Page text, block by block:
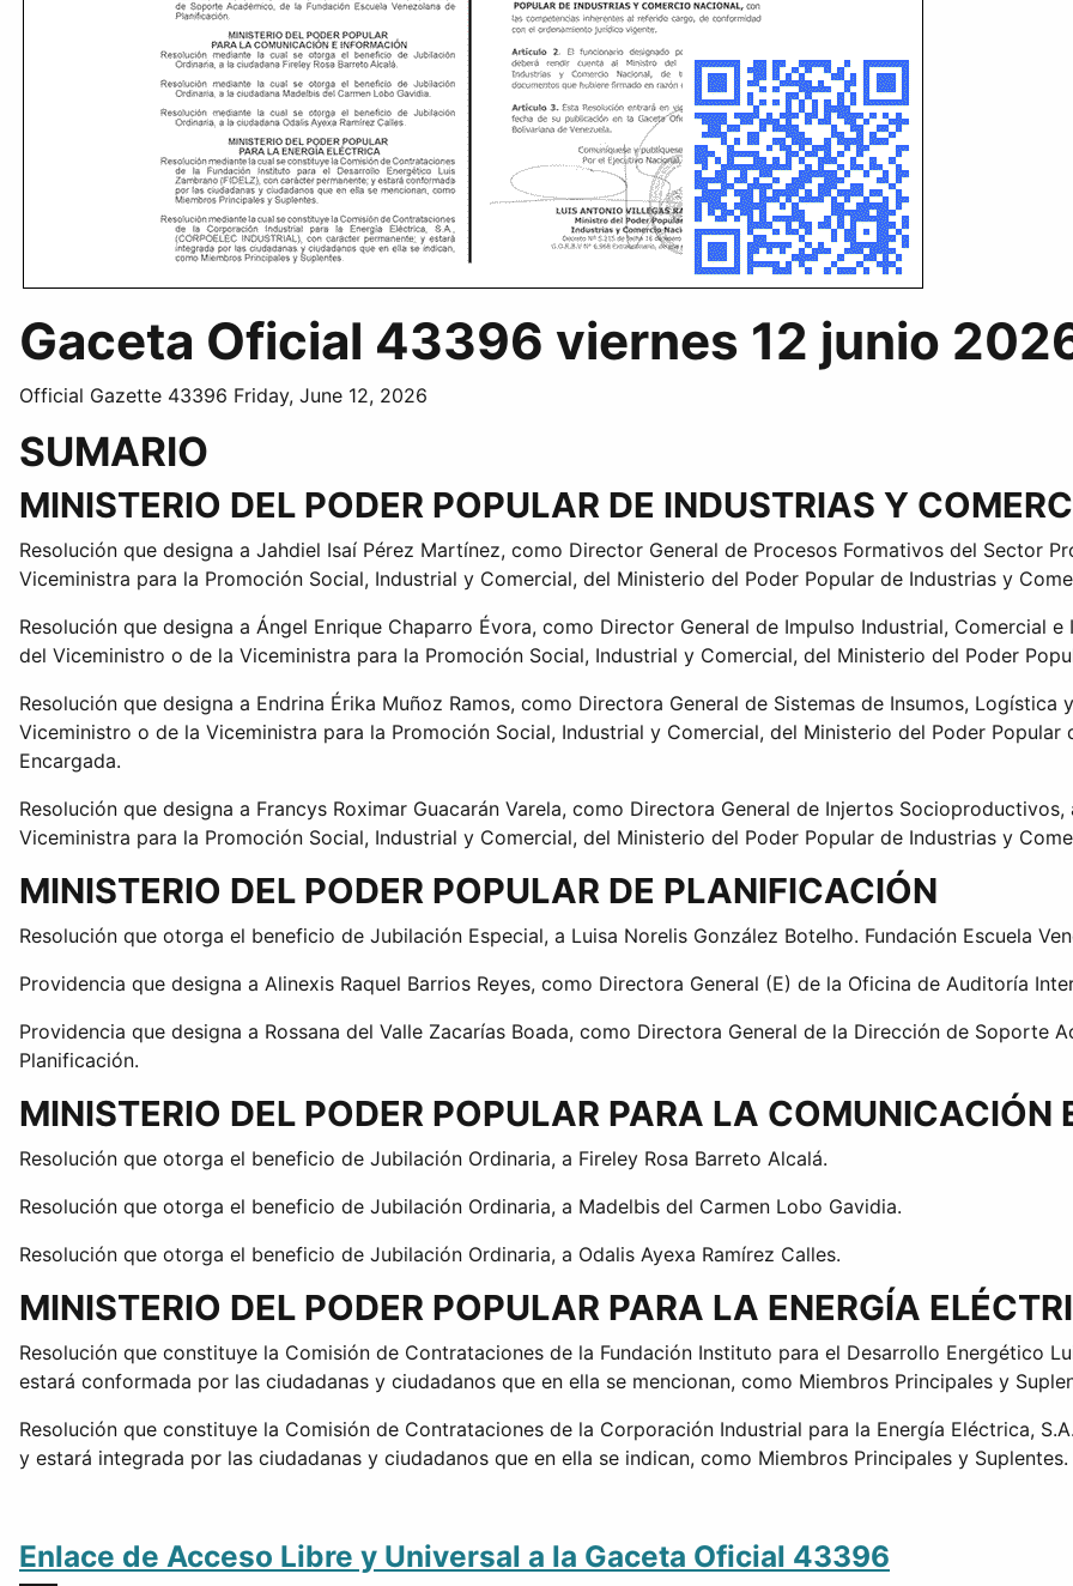
Gaceta Oficial 43396 viernes 12 junio
Official Gazette 43396 Friday, June 12, 2026
SUMARIO
MINISTERIO DEL PODER POPULAR DE INDUSTRIAS Y
Resolución que designa a Jahdiel Isaí Pérez Martínez, como Director General de Procesos Formativos del Sector
Viceministra para la Promoción Social, Industrial y Comercial, del Ministerio del Poder Popular de Industrias y
Resolución que designa a Ángel Enrique Chaparro Évora, como Director General de Impulso Industrial, Comercial
del Viceministro o de la Viceministra para la Promoción Social, Industrial y Comercial, del Ministerio del Poder
Resolución que designa a Endrina Érika Muñoz Ramos, como Directora General de Sistemas de Insumos,
Viceministro o de la Viceministra para la Promoción Social, Industrial y Comercial, del Ministerio del Poder
Encargada.
Resolución que designa a Francys Roximar Guacarán Varela, como Directora General de Injertos
Viceministra para la Promoción Social, Industrial y Comercial, del Ministerio del Poder Popular de Industrias y
MINISTERIO DEL PODER POPULAR DE PLANIFICACIÓN
Resolución que otorga el beneficio de Jubilación Especial, a Luisa Norelis González Botelho. Fundación Escuela
Providencia que designa a Alinexis Raquel Barrios Reyes, como Directora General (E) de la Oficina de Auditoría
Providencia que designa a Rossana del Valle Zacarías Boada, como Directora General de la Dirección de Soporte
Planificación.
MINISTERIO DEL PODER POPULAR PARA LA COMUNICACIÓN
Resolución que otorga el beneficio de Jubilación Ordinaria, a Fireley Rosa Barreto Alcalá.
Resolución que otorga el beneficio de Jubilación Ordinaria, a Madelbis del Carmen Lobo Gavidia.
Resolución que otorga el beneficio de Jubilación Ordinaria, a Odalis Ayexa Ramírez Calles.
MINISTERIO DEL PODER POPULAR PARA LA ENERGÍA
Resolución que constituye la Comisión de Contrataciones de la Fundación Instituto para el Desarrollo Energético
estará conformada por las ciudadanas y ciudadanos que en ella se mencionan, como Miembros Principales y
Resolución que constituye la Comisión de Contrataciones de la Corporación Industrial para la Energía Eléctrica,
y estará integrada por las ciudadanas y ciudadanos que en ella se indican, como Miembros Principales y Suplentes.
Enlace de Acceso Libre y Universal a la Gaceta Oficial 43396